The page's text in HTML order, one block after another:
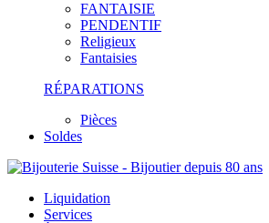
FANTAISIE
PENDENTIF
Religieux
Fantaisies
RÉPARATIONS
Pièces
Soldes
Liquidation
Services